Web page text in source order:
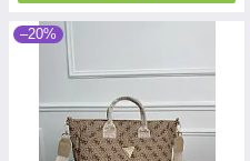
–20%